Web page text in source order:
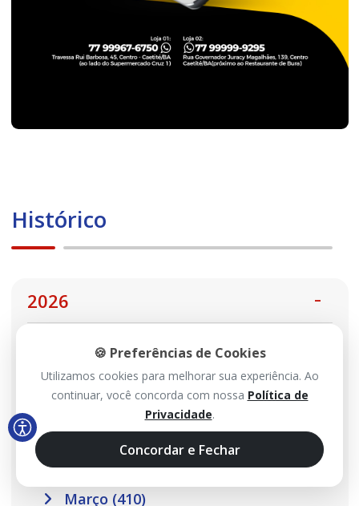
Histórico
2026
Agosto (114)
Julho (467)
Abril (457)
Março (410)
🍪 Preferências de Cookies
Utilizamos cookies para melhorar sua experiência. Ao
continuar, você concorda com nossa Política de
Privacidade.
Concordar e Fechar